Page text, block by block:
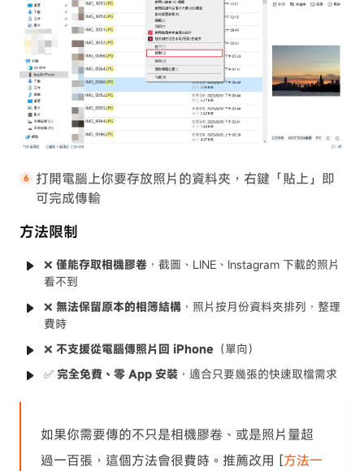
打開電腦上你要存放照片的資料夾，右鍵「貼上」即
可完成傳輸
方法限制
❌ 僅能存取相機膠卷 ，截圖、LINE、Instagram 下載的照片
看不到
❌ 無法保留原本的相簿結構 ，照片按月份資料夾排列，整理
費時
❌ 不支援從電腦傳照片回 iPhone （單向）
✅ 完全免費、零 App 安裝 ，適合只要幾張的快速取檔需求
如果你需要傳的不只是相機膠卷、或是照片量超
過一百張，這個方法會很費時。推薦改用 [方法一